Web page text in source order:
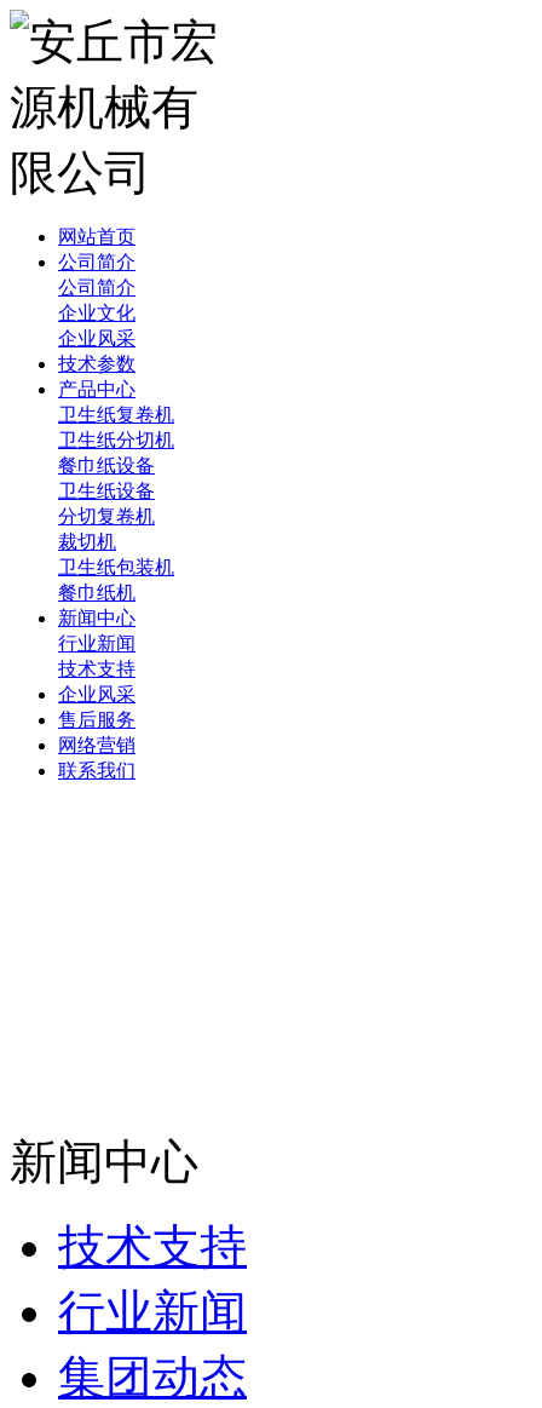
网站首页
公司简介
公司简介
企业文化
企业风采
技术参数
产品中心
卫生纸复卷机
卫生纸分切机
餐巾纸设备
卫生纸设备
分切复卷机
裁切机
卫生纸包装机
餐巾纸机
新闻中心
行业新闻
技术支持
企业风采
售后服务
网络营销
联系我们
新闻中心
技术支持
行业新闻
集团动态